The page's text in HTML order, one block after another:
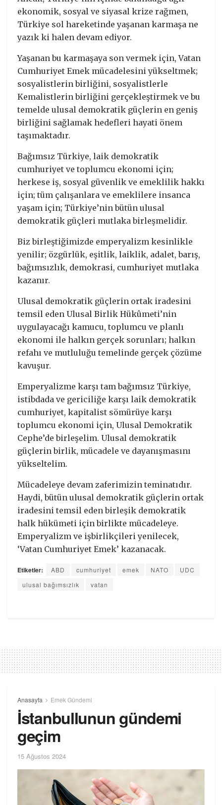
ekonomik, sosyal ve siyasal krize rağmen,
Türkiye sol hareketinde yaşanan karmaşa ne
yazık ki halen devam ediyor.
Yaşanan bu karmaşaya son vermek için, Vatan
Cumhuriyet Emek mücadelesini yükseltmek;
sosyalistlerin birliğini, sosyalistlerle
Kemalistlerin birliğini gerçekleştirmek ve bu
temelde ulusal demokratik güçlerin en geniş
birliğini sağlamak hedefleri hayati önem
taşımaktadır.
Bağımsız Türkiye, laik demokratik
cumhuriyet ve toplumcu ekonomi için;
herkese iş, sosyal güvenlik ve emeklilik hakkı
için; tüm çalışanlara ve emeklilere insanca
yaşam için; Türkiye’nin bütün ulusal
demokratik güçleri mutlaka birleşmelidir.
Biz birleştiğimizde emperyalizm kesinlikle
yenilir; özgürlük, eşitlik, laiklik, adalet, barış,
bağımsızlık, demokrasi, cumhuriyet mutlaka
kazanır.
Ulusal demokratik güçlerin ortak iradesini
temsil eden Ulusal Birlik Hükûmeti’nin
uygulayacağı kamucu, toplumcu ve planlı
ekonomi ile halkın gerçek sorunları; halkın
refahı ve mutluluğu temelinde gerçek çözüme
kavuşur.
Emperyalizme karşı tam bağımsız Türkiye,
istibdada ve gericiliğe karşı laik demokratik
cumhuriyet, kapitalist sömürüye karşı
toplumcu ekonomi için, Ulusal Demokratik
Cephe’de birleşelim. Ulusal demokratik
güçlerin birlik, mücadele ve dayanışmasını
yükseltelim.
Mücadeleye devam zaferimizin teminatıdır.
Haydi, bütün ulusal demokratik güçlerin ortak
iradesini temsil eden birleşik demokratik
halk hükümeti için birlikte mücadeleye.
Emperyalizm ve işbirlikçileri yenilecek,
‘Vatan Cumhuriyet Emek’ kazanacak.
Etiketler: ABD cumhuriyet emek NATO
UDC
ulusal bağımsızlık
vatan
Anasayfa Emek Gündemi
İstanbullunun gündemi
geçim
15 Ağustos 2024